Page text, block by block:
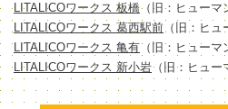
LITALICOワークス 板橋（旧：ヒューマ
LITALICOワークス 葛西駅前 （旧：ヒ
LITALICOワークス 亀有（旧：ヒューマ
LITALICOワークス 新小岩（旧：ヒュー